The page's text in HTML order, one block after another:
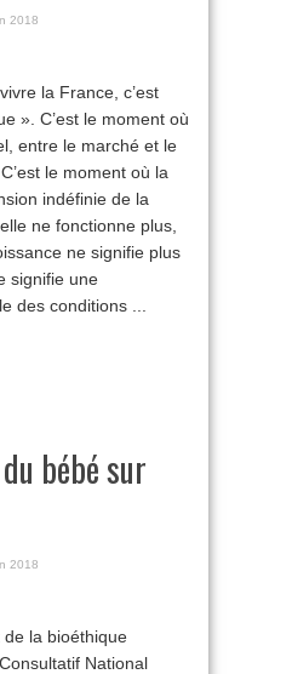
2018
la France, c’est
». C’est le moment où
entre le marché et le
le moment où la
indéfinie de la
ne fonctionne plus,
ne signifie plus
signifie une
des conditions ...
bébé sur
2018
la bioéthique
National